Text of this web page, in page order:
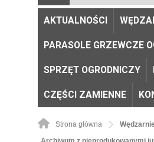
AKTUALNOŚCI
PARASOLE GRZEWCZE
SPRZĘT OGRODNICZY
CZĘŚCI ZAMIENNE
Strona główna